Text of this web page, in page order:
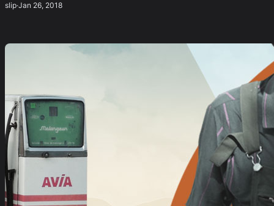
slip·Jan 26, 2018